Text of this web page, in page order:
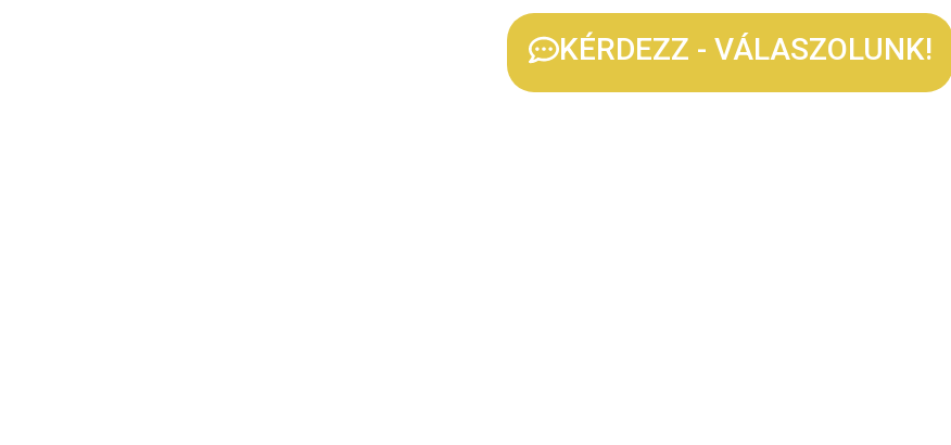
KÉRDEZZ - VÁLASZOLUNK!